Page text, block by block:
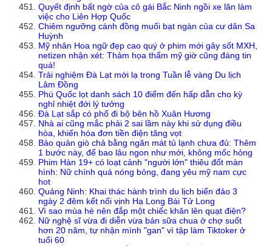
Quyết định bất ngờ của cô gái Bắc Ninh ngồi xe lăn làm
việc cho Liên Hợp Quốc
Chiêm ngưỡng cánh đồng muối bạt ngàn của cư dân Sa
Huỳnh
Mỹ nhân Hoa ngữ đẹp cao quý ở phim mới gây sốt MXH,
netizen nhận xét: Thảm họa thẩm mỹ giờ cũng đáng tin
quá!
Trải nghiệm Đà Lạt mới lạ trong Tuần lễ vàng Du lịch
Lâm Đồng
Phú Quốc lọt danh sách 10 điểm đến hấp dẫn cho kỳ
nghỉ nhiệt đới lý tưởng
Đà Lạt sắp có phố đi bộ bên hồ Xuân Hương
Nhà ai cũng mắc phải 2 sai lầm này khi sử dụng điều
hòa, khiến hóa đơn tiền điện tăng vọt
Bảo quản giò chả bằng ngăn mát tủ lạnh chưa đủ: Thêm
1 bước này, để bao lâu ngon như mới, không mốc hỏng
Phim Hàn 19+ có loạt cảnh "người lớn" thiêu đốt màn
hình: Nữ chính quá nóng bỏng, đang yêu mỹ nam cực
hot
Quảng Ninh: Khai thác hành trình du lịch biển đảo 3
ngày 2 đêm kết nối vịnh Hạ Long Bái Tử Long
Vì sao mùa hè nên đắp một chiếc khăn lên quạt điện?
Nữ nghệ sĩ vừa đi diễn vừa bán sữa chua ở chợ suốt
hơn 20 năm, tự nhận mình "gan" vì tập làm Tiktoker ở
tuổi 60